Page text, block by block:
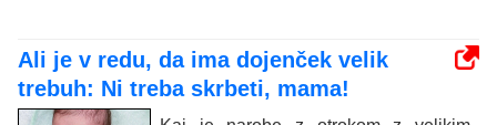
Ali je v redu, da ima dojenček velik
trebuh: Ni treba skrbeti, mama!